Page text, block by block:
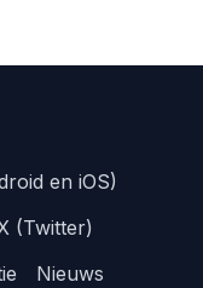
en iOS)
(Twitter)
Nieuws